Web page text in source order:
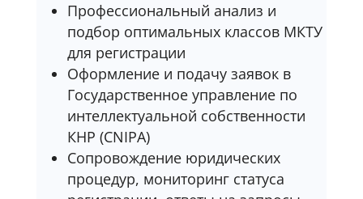
Профессиональный анализ и
подбор оптимальных классов МКТУ
для регистрации
Оформление и подачу заявок в
Государственное управление по
интеллектуальной собственности
КНР (CNIPA)
Сопровождение юридических
процедур, мониторинг статуса